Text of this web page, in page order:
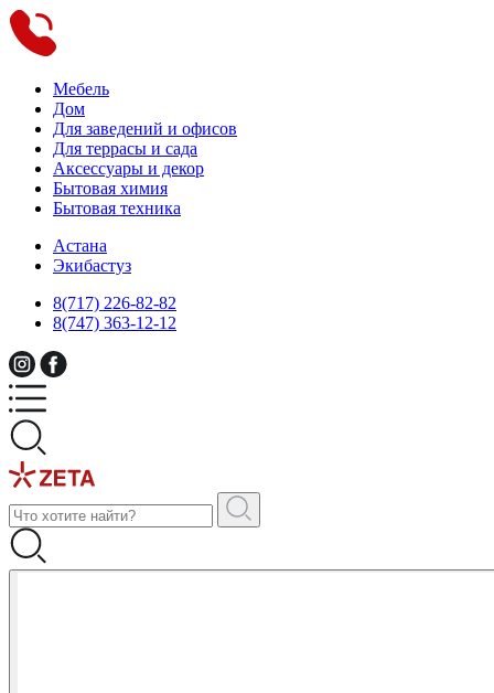
Мебель
Дом
Для заведений и офисов
Для террасы и сада
Аксессуары и декор
Бытовая химия
Бытовая техника
Астана
Экибастуз
8(717) 226-82-82
8(747) 363-12-12